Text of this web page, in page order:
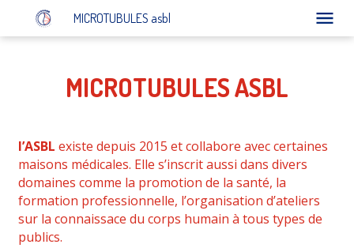
MICROTUBULES asbl
Fiches Pédagogiques
Contact
MICROTUBULES ASBL
l’ASBL existe depuis 2015 et collabore avec certaines
maisons médicales. Elle s’inscrit aussi dans divers
domaines comme la promotion de la santé, la
formation professionnelle, l’organisation d’ateliers
sur la connaissace du corps humain à tous types de
publics.